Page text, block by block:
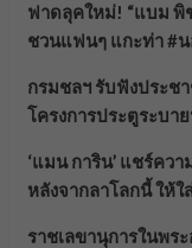
ฟาดลุคใหม่! “แบม
ชวนแฟนๆ แกะท่า #
กรมชลฯ รับฟังประ
โครงการประตูระบา
‘แมน การิน’ แชร์คว
หลังจากลาโลกนี้ ให้
ราชเลขานุการในพร